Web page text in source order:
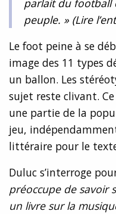
parlait du football
peuple. »(Lire
Le foot peine à se
image des 11 types
un ballon. Les
sujet reste clivant.
une partie de la
jeu,
littéraire pour le
Duluc s’interroge
préoccupe de savoir
un livre sur la